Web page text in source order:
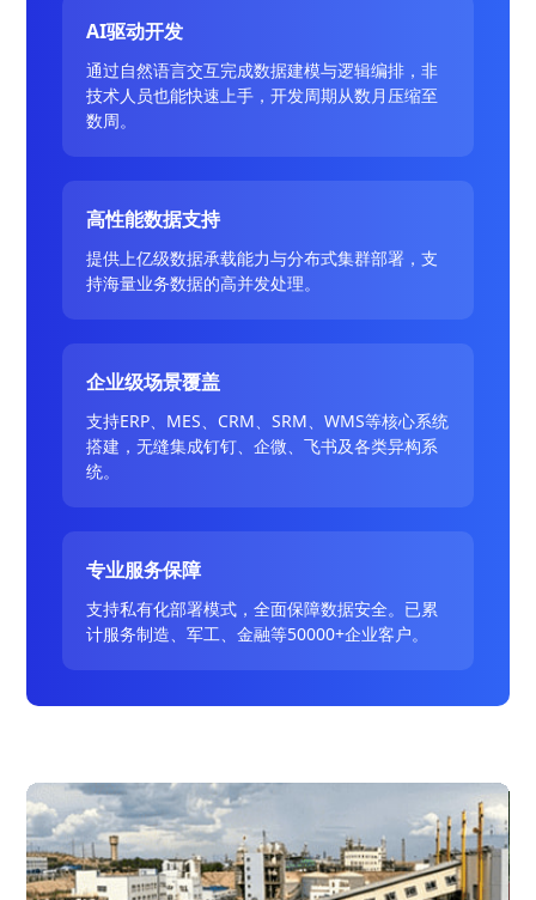
AI驱动开发
通过自然语言交互完成数据建模与逻辑编排，非
技术人员也能快速上手，开发周期从数月压缩至
数周。
高性能数据支持
提供上亿级数据承载能力与分布式集群部署，支
持海量业务数据的高并发处理。
企业级场景覆盖
支持ERP、MES、CRM、SRM、WMS等核心系统
搭建，无缝集成钉钉、企微、飞书及各类异构系
统。
专业服务保障
支持私有化部署模式，全面保障数据安全。已累
计服务制造、军工、金融等50000+企业客户。